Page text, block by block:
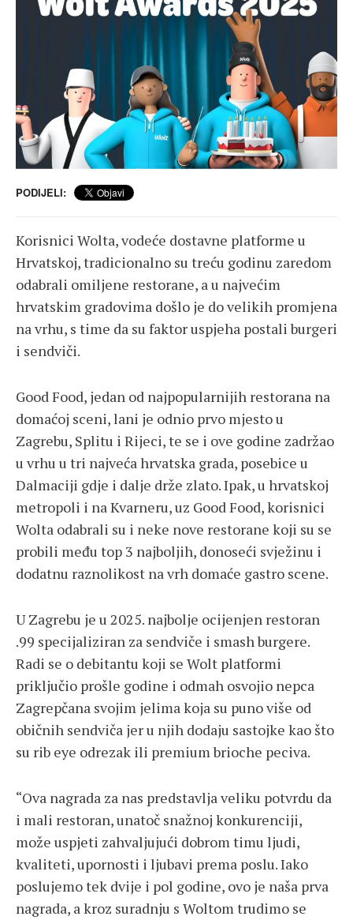
PODIJELI:
Korisnici Wolta, vodeće dostavne platforme u
Hrvatskoj, tradicionalno su treću godinu zaredom
odabrali omiljene restorane, a u najvećim
hrvatskim gradovima došlo je do velikih promjena
na vrhu, s time da su faktor uspjeha postali burgeri
i sendviči.
Good Food, jedan od najpopularnijih restorana na
domaćoj sceni, lani je odnio prvo mjesto u
Zagrebu, Splitu i Rijeci, te se i ove godine zadržao
u vrhu u tri najveća hrvatska grada, posebice u
Dalmaciji gdje i dalje drže zlato. Ipak, u hrvatskoj
metropoli i na Kvarneru, uz Good Food, korisnici
Wolta odabrali su i neke nove restorane koji su se
probili među top 3 najboljih, donoseći svježinu i
dodatnu raznolikost na vrh domaće gastro scene.
U Zagrebu je u 2025. najbolje ocijenjen restoran
.99 specijaliziran za sendviče i smash burgere.
Radi se o debitantu koji se Wolt platformi
priključio prošle godine i odmah osvojio nepca
Zagrepčana svojim jelima koja su puno više od
običnih sendviča jer u njih dodaju sastojke kao što
su rib eye odrezak ili premium brioche peciva.
“Ova nagrada za nas predstavlja veliku potvrdu da
i mali restoran, unatoč snažnoj konkurenciji,
može uspjeti zahvaljujući dobrom timu ljudi,
kvaliteti, upornosti i ljubavi prema poslu. Iako
poslujemo tek dvije i pol godine, ovo je naša prva
nagrada, a kroz suradnju s Woltom trudimo se